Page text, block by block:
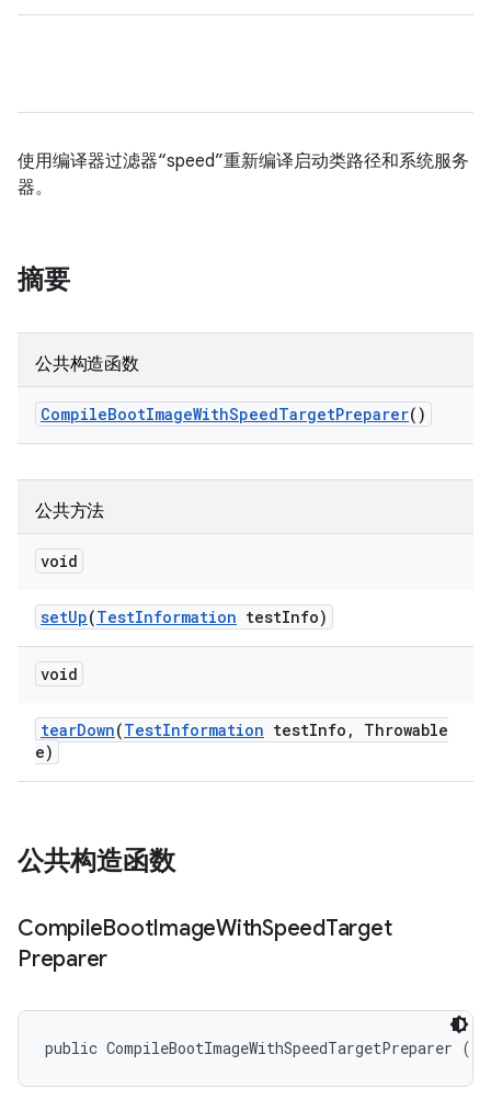
使用编译器过滤器“speed”重新编译启动类路径和系统服务
器。
摘要
公共构造函数
CompileBootImageWithSpeedTargetPreparer()
公共方法
void
setUp(TestInformation testInfo)
void
tearDown(TestInformation testInfo ,
Throwable
e)
公共构造函数
CompileBootImageWithSpeedTarget
Preparer
public CompileBootImageWithSpeedTargetPreparer ()